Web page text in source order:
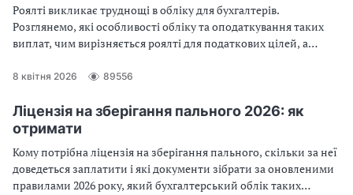
Роялті викликає труднощі в обліку для бухгалтерів.
Розглянемо, які особливості обліку та оподаткування таких
виплат, чим вирізняється роялті для податкових цілей, а
було податкових проблем із роялті
8 квітня 2026 89556
Ліцензія на зберігання пального 2026: як
отримати
Кому потрібна ліцензія на зберігання пального, скільки за неї
доведеться заплатити і які документи зібрати за оновленими
правилами 2026 року, який бухгалтерський облік таких